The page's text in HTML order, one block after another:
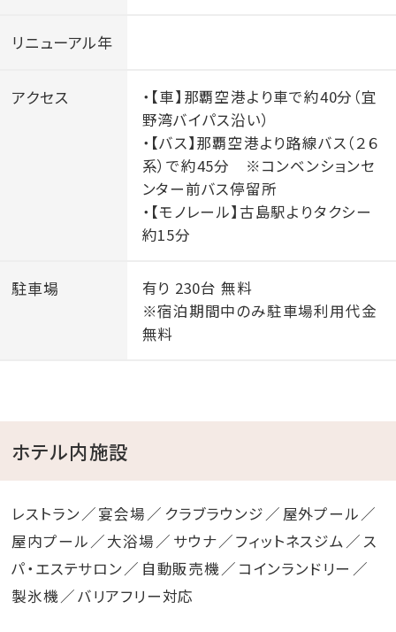
リニューアル年
アクセス
・【車】那覇空港より車で約40分（宜
野湾バイパス沿い）
・【バス】那覇空港より路線バス（２６
系）で約45分 ※コンベンションセ
ンター前バス停留所
・【モノレール】古島駅よりタクシー
約15分
駐車場
有り 230台 無料
※宿泊期間中のみ駐車場利用代金
無料
ホテル内施設
レストラン 宴会場 クラブラウンジ
屋外プール
屋内プール
大浴場 サウナ フィットネスジム
ス
パ・エステサロン
自動販売機
コインランドリー
製氷機
バリアフリー対応